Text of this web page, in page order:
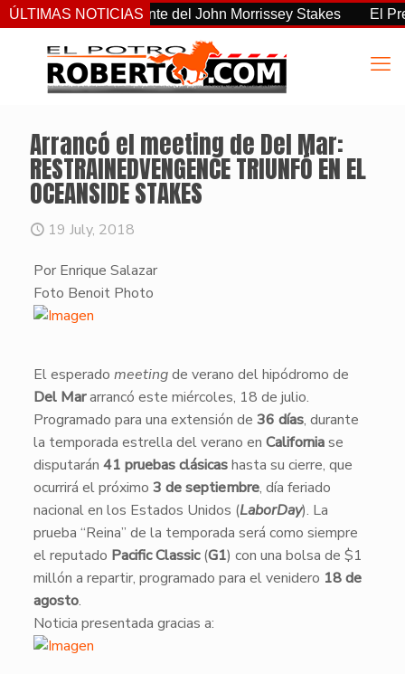
ÚLTIMAS NOTICIAS
más consistente del John Morrissey Stakes El
Arrancó el meeting de Del Mar:
RESTRAINEDVENGENCE TRIUNFÓ EN EL
OCEANSIDE STAKES
19 July, 2018
Por Enrique Salazar
​Foto Benoit Photo
​El esperado meetingde verano del hipódromo de
Del Mararrancó este miércoles, 18 de julio.
Programado para una extensión de 36 días, durante
la temporada estrella del verano en Californiase
disputarán 41 pruebas clásicashasta su cierre, que
ocurrirá el próximo 3 de septiembre, día feriado
nacional en los Estados Unidos (LaborDay). La
prueba “Reina” de la temporada será como siempre
el reputado Pacific Classic(G1) con una bolsa de $1
millón a repartir, programado para el venidero 18 de
agosto.
Noticia presentada gracias a: